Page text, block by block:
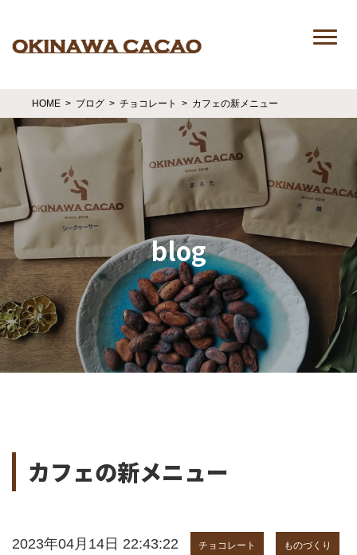
HOME ブログ チョコレート カフェの新メニュー
blog
カフェの新メニュー
2023年04月14日 22:43:22 チョコレート ものづくり